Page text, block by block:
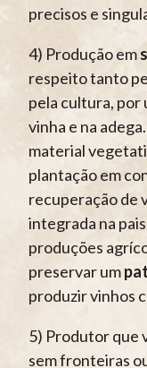
precisos e
4) Produção em
respeito tanto
pela cultura, por
vinha e na
material
plantação em
recuperação de
integrada na
produções
preservar um
produzir vinhos
5) Produtor que
sem fronteiras